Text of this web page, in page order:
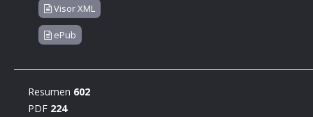
Visor XML
ePub
Resumen 602
PDF 224